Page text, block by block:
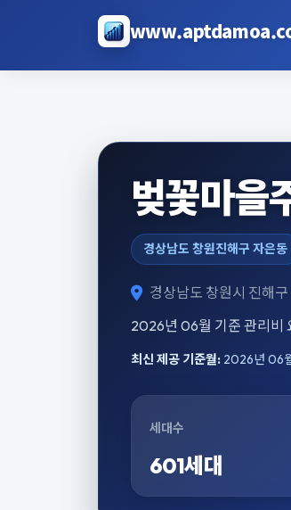
벚꽃마을
경상남도 창원진해구 자은동
경상남도 창원시 진해
2026년 06월 기준 관리비
최신 제공 기준월:2026년 06
세대수
601세대